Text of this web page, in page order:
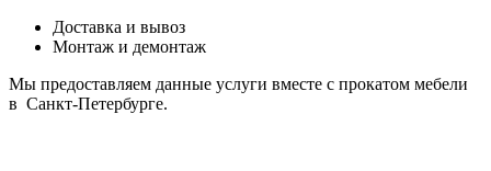
Доставка и вывоз
Монтаж и демонтаж
Мы предоставляем данные услуги вместе с прокатом мебели
в Санкт-Петербурге.